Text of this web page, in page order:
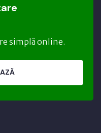
simplă online.